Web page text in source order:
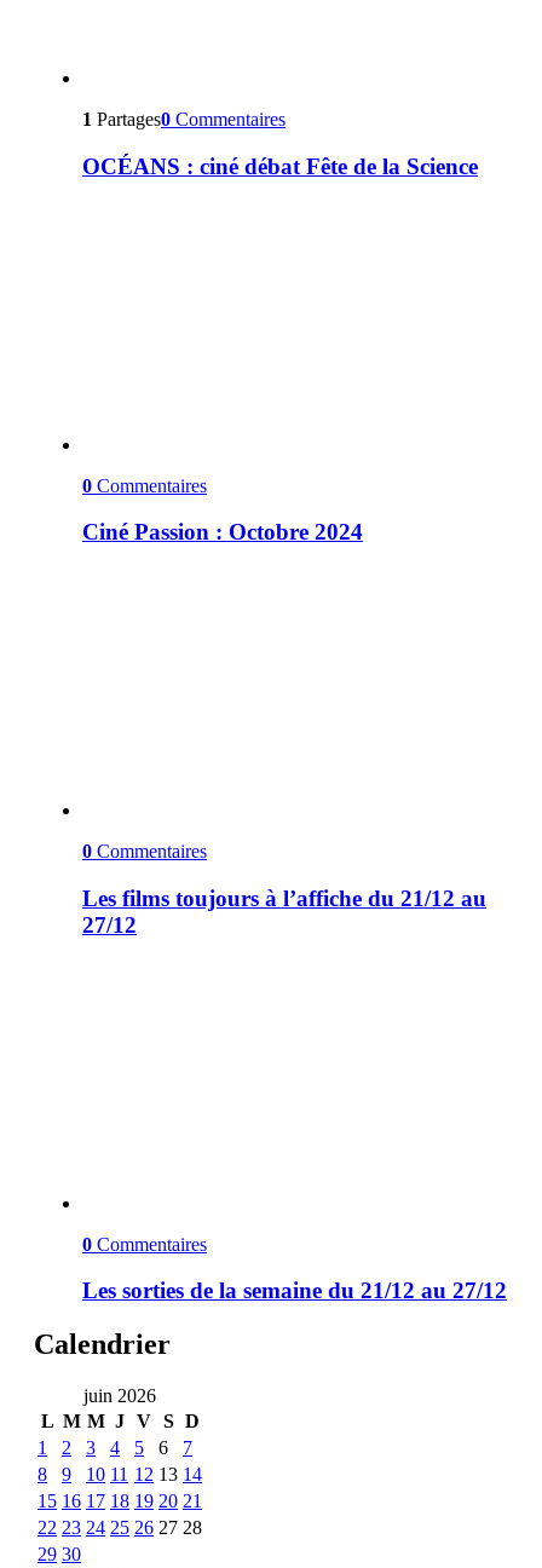
1 Partages0 Commentaires
OCÉANS : ciné débat Fête de la Science
0 Commentaires
Ciné Passion : Octobre 2024
0 Commentaires
Les films toujours à l’affiche du 21/12 au
27/12
0 Commentaires
Les sorties de la semaine du 21/12 au 27/12
Calendrier
juin 2026
L M M J V S D
1
2 3 4 5 6
7
8
9 10 11 12 13 14
15 16 17 18 19 20 21
22 23 24 25 26 27 28
29 30